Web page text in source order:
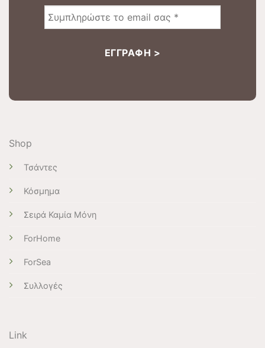
Shop
Τσάντες
Κόσμημα
Σειρά Καμία Μόνη
ForHome
ForSea
Συλλογές
Link